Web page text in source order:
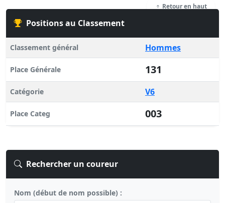
Retour en haut
Positions au Classement
Classement général Hommes
Place Générale 131
Catégorie V6
Place Categ 003
Rechercher un coureur
Nom (début de nom possible) :